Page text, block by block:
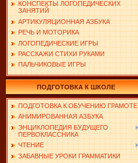
КОНСПЕКТЫ ЛОГОПЕДИЧЕСКИХ
ЗАНЯТИЙ
АРТИКУЛЯЦИОННАЯ АЗБУКА
РЕЧЬ И МОТОРИКА
ЛОГОПЕДИЧЕСКИЕ ИГРЫ
РАССКАЖИ СТИХИ РУКАМИ
ПАЛЬЧИКОВЫЕ ИГРЫ
ПОДГОТОВКА К ШКОЛЕ
ПОДГОТОВКА К ОБУЧЕНИЮ ГРАМОТЕ
АНИМИРОВАННАЯ АЗБУКА
ЭНЦИКЛОПЕДИЯ БУДУЩЕГО
ПЕРВОКЛАССНИКА
ЧТЕНИЕ
ЗАБАВНЫЕ УРОКИ ГРАММАТИКИ